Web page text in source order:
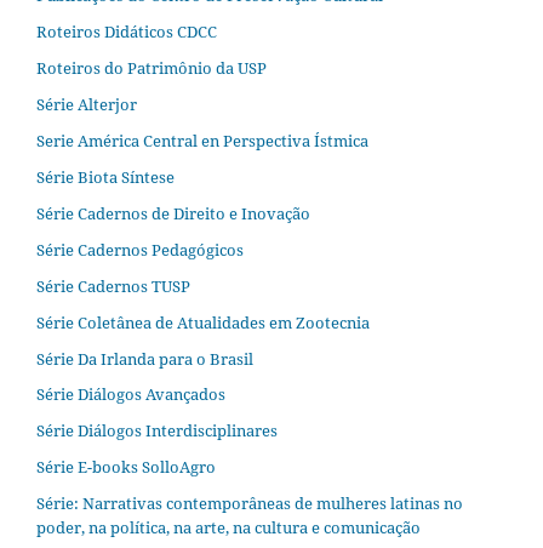
Roteiros Didáticos CDCC
Roteiros do Patrimônio da USP
Série Alterjor
Serie América Central en Perspectiva Ístmica
Série Biota Síntese
Série Cadernos de Direito e Inovação
Série Cadernos Pedagógicos
Série Cadernos TUSP
Série Coletânea de Atualidades em Zootecnia
Série Da Irlanda para o Brasil
Série Diálogos Avançados
Série Diálogos Interdisciplinares
Série E-books SolloAgro
Série: Narrativas contemporâneas de mulheres latinas no
poder, na política, na arte, na cultura e comunicação